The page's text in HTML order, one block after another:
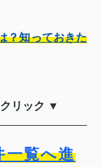
？知っておきた
リック ▼
一覧へ進